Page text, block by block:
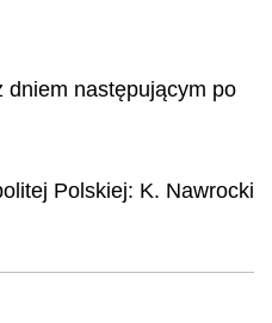
dniem następującym po
Polskiej: K. Nawrocki